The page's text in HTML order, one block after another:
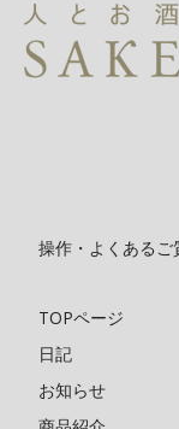
操作・よくあるご
TOPページ
日記
お知らせ